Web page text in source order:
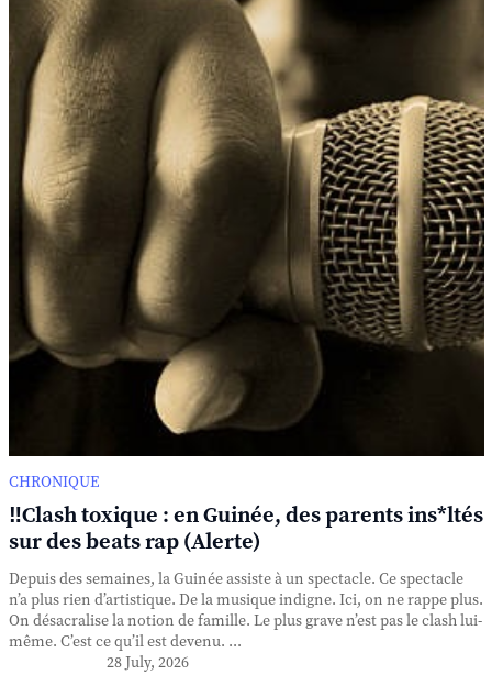
CHRONIQUE
‼️Clash toxique : en Guinée, des parents ins*ltés
sur des beats rap (Alerte)
Depuis des semaines, la Guinée assiste à un spectacle. Ce spectacle
n’a plus rien d’artistique. De la musique indigne. Ici, on ne rappe plus.
On désacralise la notion de famille. Le plus grave n’est pas le clash lui-
même. C’est ce qu’il est devenu. ...
28 July, 2026